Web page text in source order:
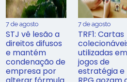
7 de agosto
STJ vê lesão a
direitos difusos
e mantém
condenação de
empresa por
7 de agosto
TRF1: Cartas
utilizadas em
jogos de
estratégia e